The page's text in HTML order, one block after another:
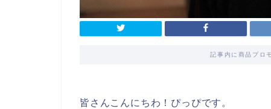
記事内に商品プロ
皆さんこんにちわ！ぴっぴです。